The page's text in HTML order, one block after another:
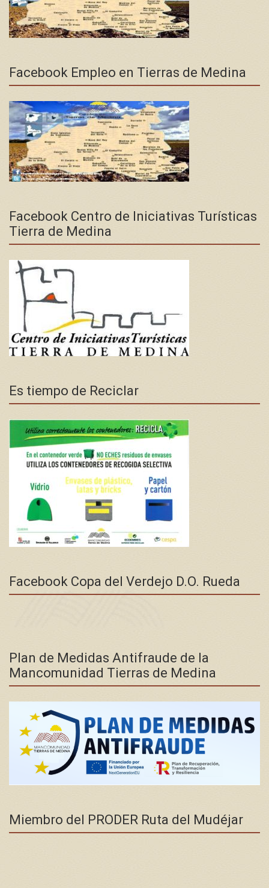
Facebook Empleo en Tierras de Medina
Facebook Centro de Iniciativas Turísticas
Tierra de Medina
Es tiempo de Reciclar
Facebook Copa del Verdejo D.O. Rueda
Plan de Medidas Antifraude de la
Mancomunidad Tierras de Medina
Miembro del PRODER Ruta del Mudéjar